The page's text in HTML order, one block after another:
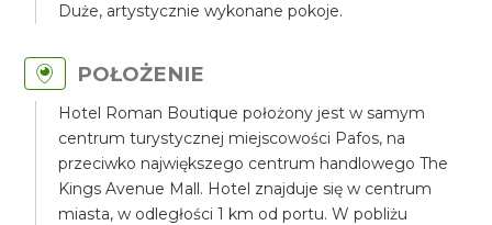
Duże, artystycznie wykonane pokoje.
POŁOŻENIE
Hotel Roman Boutique położony jest w samym
centrum turystycznej miejscowości Pafos, na
przeciwko największego centrum handlowego The
Kings Avenue Mall. Hotel znajduje się w centrum
miasta, w odległości 1 km od portu. W pobliżu